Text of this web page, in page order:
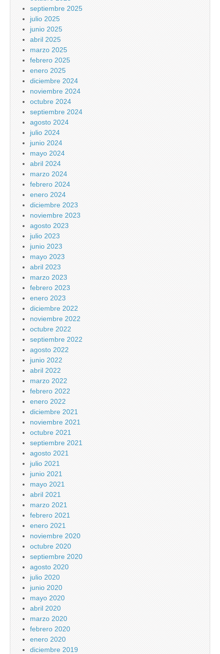
septiembre 2025
julio 2025
junio 2025
abril 2025
marzo 2025
febrero 2025
enero 2025
diciembre 2024
noviembre 2024
octubre 2024
septiembre 2024
agosto 2024
julio 2024
junio 2024
mayo 2024
abril 2024
marzo 2024
febrero 2024
enero 2024
diciembre 2023
noviembre 2023
agosto 2023
julio 2023
junio 2023
mayo 2023
abril 2023
marzo 2023
febrero 2023
enero 2023
diciembre 2022
noviembre 2022
octubre 2022
septiembre 2022
agosto 2022
junio 2022
abril 2022
marzo 2022
febrero 2022
enero 2022
diciembre 2021
noviembre 2021
octubre 2021
septiembre 2021
agosto 2021
julio 2021
junio 2021
mayo 2021
abril 2021
marzo 2021
febrero 2021
enero 2021
noviembre 2020
octubre 2020
septiembre 2020
agosto 2020
julio 2020
junio 2020
mayo 2020
abril 2020
marzo 2020
febrero 2020
enero 2020
diciembre 2019